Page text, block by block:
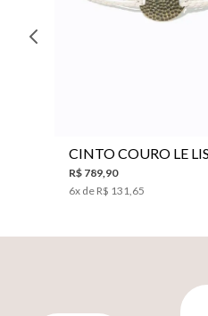
R$ 789,90
6x de R$ 131,65